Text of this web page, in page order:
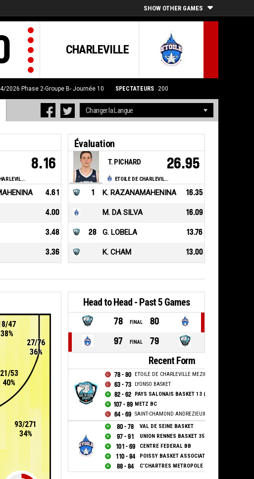
SHOW OTHER GAMES
CHARLEVILLE
2026 Phase 2-Groupe B- Journée 10 SPECTATEURS 200
ETOILE DE CHARLEVILLE MEZIERES
8.16
4.61
4.00
3.48
3.36
Évaluation
ETOILE DE CHARLEVILLE MEZIERES
T. PICHARD 26.95
1 K. RAZANAMAHENINA 16.35
M. DA SILVA 16.09
28 G. LOBELA 13.76
K. CHAM 13.00
27/76
36%
93/271
34%
21/53
40%
47
38%
Head to Head - Past 5 Games
78 FINAL
80
97
FINAL 79
Recent Form
78 - 80 ETOILE DE CHARLEVILLE MEZIERES
63 - 73 LYONSO BASKET
82 - 62 PAYS SALONAIS BASKET 13 (PSB 13)
107 - 89 METZ BC
64 - 69 SAINT-CHAMOND ANDREZIEUX BOUTHEON BASKET
80 - 78 VAL DE SEINE BASKET
97 - 91 UNION RENNES BASKET 35
101 - 69 CENTRE FEDERAL BB
110 - 84 POISSY BASKET ASSOCIATION
88 - 84 C’CHARTRES METROPOLE BASKET